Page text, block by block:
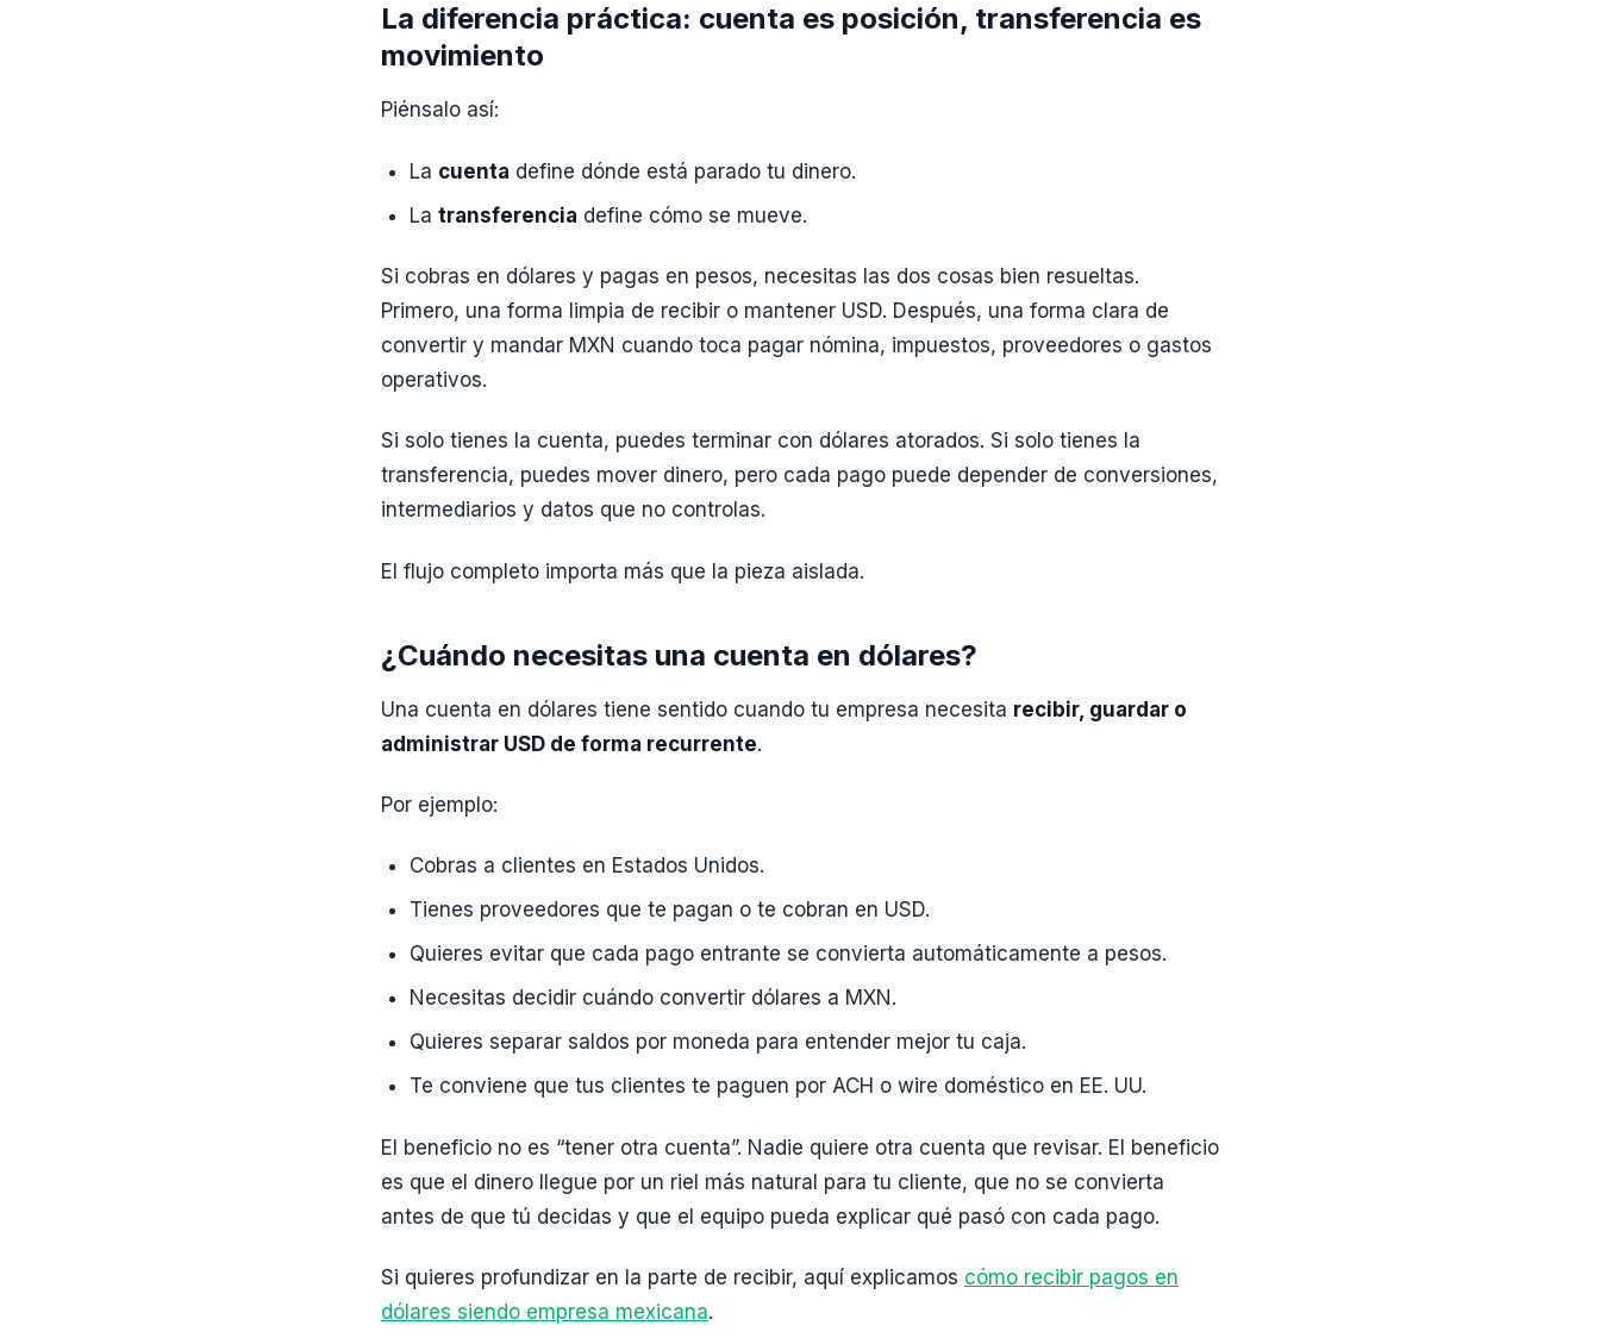
La diferencia práctica: cuenta es posición, transferencia es
movimiento
Piénsalo así:
La cuenta define dónde está parado tu dinero.
La transferencia define cómo se mueve.
Si cobras en dólares y pagas en pesos, necesitas las dos cosas bien resueltas.
Primero, una forma limpia de recibir o mantener USD. Después, una forma clara de
convertir y mandar MXN cuando toca pagar nómina, impuestos, proveedores o gastos
operativos.
Si solo tienes la cuenta, puedes terminar con dólares atorados. Si solo tienes la
transferencia, puedes mover dinero, pero cada pago puede depender de conversiones,
intermediarios y datos que no controlas.
El flujo completo importa más que la pieza aislada.
¿Cuándo necesitas una cuenta en dólares?
Una cuenta en dólares tiene sentido cuando tu empresa necesita recibir, guardar o
administrar USD de forma recurrente.
Por ejemplo:
Cobras a clientes en Estados Unidos.
Tienes proveedores que te pagan o te cobran en USD.
Quieres evitar que cada pago entrante se convierta automáticamente a pesos.
Necesitas decidir cuándo convertir dólares a MXN.
Quieres separar saldos por moneda para entender mejor tu caja.
Te conviene que tus clientes te paguen por ACH o wire doméstico en EE. UU.
El beneficio no es “tener otra cuenta”. Nadie quiere otra cuenta que revisar. El beneficio
es que el dinero llegue por un riel más natural para tu cliente, que no se convierta
antes de que tú decidas y que el equipo pueda explicar qué pasó con cada pago.
Si quieres profundizar en la parte de recibir, aquí explicamos cómo recibir pagos en
dólares siendo empresa mexicana.